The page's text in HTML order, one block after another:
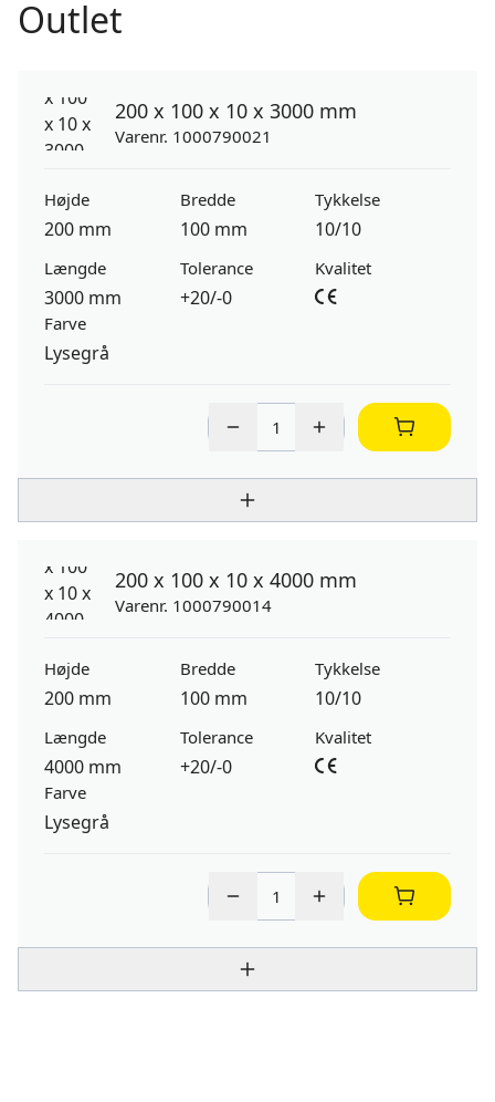
Outlet
200 x 100 x 10 x 3000 mm
Varenr. 1000790021
Højde
200 mm
Bredde
100 mm
Tykkelse
10/10
Længde
3000 mm
Tolerance
+20/-0
Kvalitet
Farve
Lysegrå
200 x 100 x 10 x 4000 mm
Varenr. 1000790014
Højde
200 mm
Bredde
100 mm
Tykkelse
10/10
Længde
4000 mm
Tolerance
+20/-0
Kvalitet
Farve
Lysegrå